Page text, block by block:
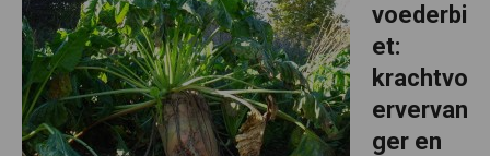
voederbi
et:
krachtvo
ervervan
ger en